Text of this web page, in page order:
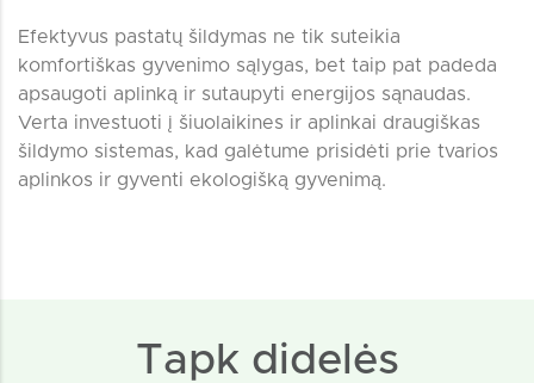
Efektyvus pastatų šildymas ne tik suteikia
komfortiškas gyvenimo sąlygas, bet taip pat padeda
apsaugoti aplinką ir sutaupyti energijos sąnaudas.
Verta investuoti į šiuolaikines ir aplinkai draugiškas
šildymo sistemas, kad galėtume prisidėti prie tvarios
aplinkos ir gyventi ekologišką gyvenimą.
Tapk didelės